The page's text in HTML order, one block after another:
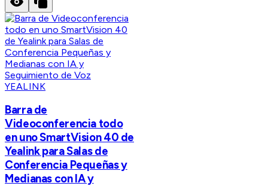
YEALINK
Barra de
Videoconferencia todo
en uno SmartVision 40 de
Yealink para Salas de
Conferencia Pequeñas y
Medianas con IA y